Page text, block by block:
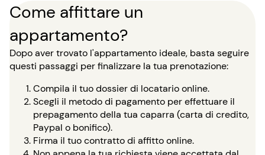
Come affittare un
appartamento?
Dopo aver trovato l'appartamento ideale, basta seguire
questi passaggi per finalizzare la tua prenotazione:
Compila il tuo dossier di locatario online.
Scegli il metodo di pagamento per effettuare il
prepagamento della tua caparra (carta di credito,
Paypal o bonifico).
Firma il tuo contratto di affitto online.